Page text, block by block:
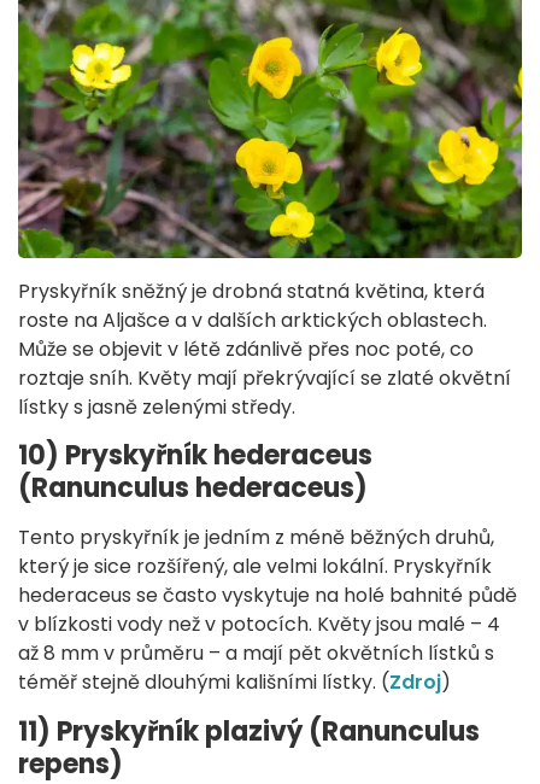
Pryskyřník sněžný je drobná statná květina, která
roste na Aljašce a v dalších arktických oblastech.
Může se objevit v létě zdánlivě přes noc poté, co
roztaje sníh. Květy mají překrývající se zlaté okvětní
lístky s jasně zelenými středy.
10) Pryskyřník hederaceus
(Ranunculus hederaceus)
Tento pryskyřník je jedním z méně běžných druhů,
který je sice rozšířený, ale velmi lokální. Pryskyřník
hederaceus se často vyskytuje na holé bahnité půdě
v blízkosti vody než v potocích. Květy jsou malé – 4
až 8 mm v průměru – a mají pět okvětních lístků s
téměř stejně dlouhými kališními lístky. (Zdroj)
11) Pryskyřník plazivý (Ranunculus
repens)